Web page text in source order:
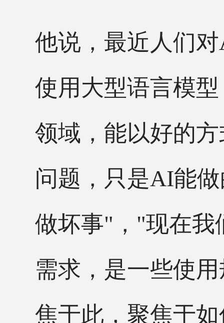
他说，最近人们对
使用大型语言模
领域，能以好的
问题，只是AI能
做坏事" ， "现在我
需求，是一些使
焦于此，聚焦于